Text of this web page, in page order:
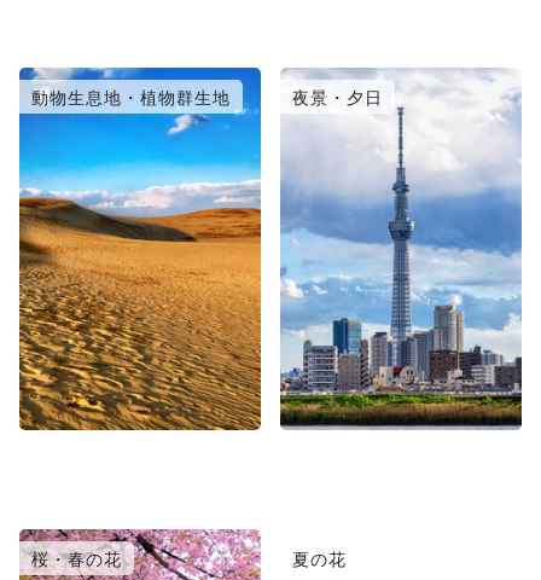
動物生息地・植物群生地 夜景・夕日
桜・春の花 夏の花